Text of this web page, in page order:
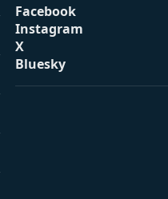
Facebook
Instagram
X
Bluesky